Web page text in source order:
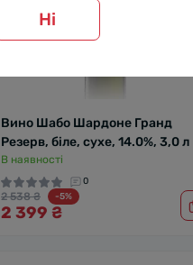
Вино Шабо Шардоне Гранд
Резерв, біле, сухе, 14.0%, 3,0 л
В наявності
0
2 538 ₴ -5%
2 399 ₴
Ні